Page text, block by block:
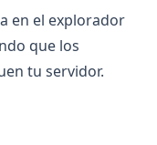
en el explorador
que los
tu servidor.